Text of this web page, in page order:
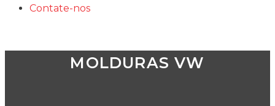
Contate-nos
MOLDURAS VW